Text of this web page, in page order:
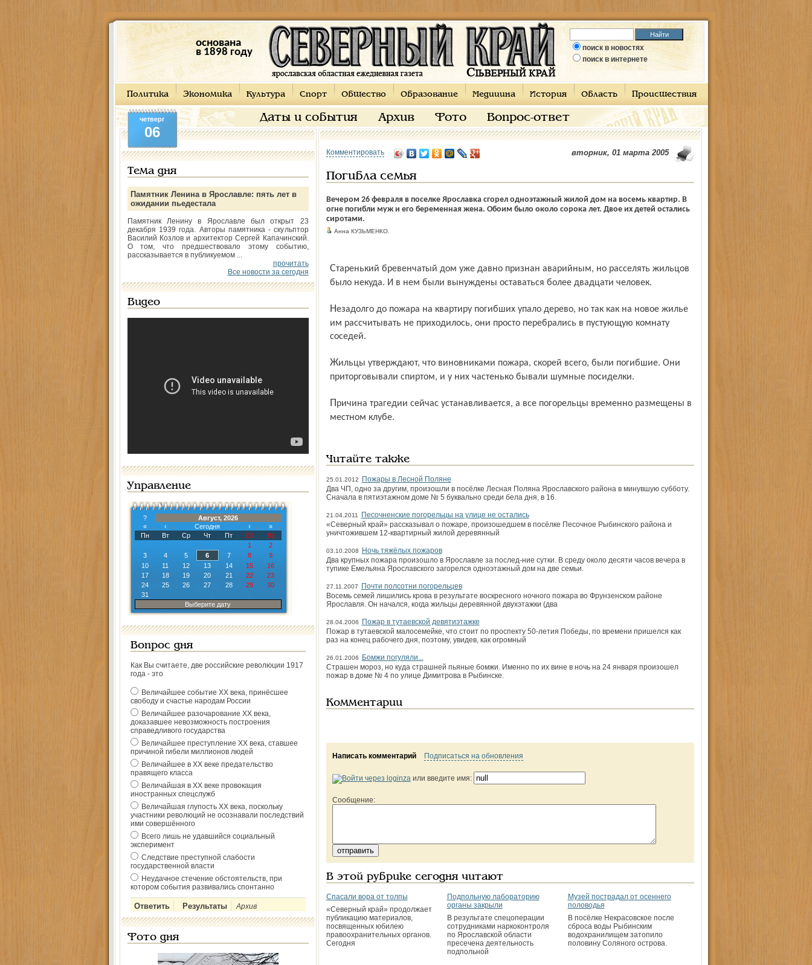
основана
в 1898 году
поиск в новостях
поиск в интернете
Политика Экономика Культура Спорт Общество Образование Медицина История Область Происшествия
Даты и события Архив Фото Вопрос-ответ
четверг
06
Тема дня
Памятник Ленина в Ярославле: пять лет в
ожидании пьедестала
Памятник Ленину в Ярославле был открыт 23
декабря 1939 года. Авторы памятника - скульптор
Василий Козлов и архитектор Сергей Капачинский.
О том, что предшествовало этому событию,
рассказывается в публикуемом ...
прочитать
Все новости за сегодня
Видео
Управление
?
Август, 2026
«
‹ Сегодня ›
»
Пн
Вт Ср Чт Пт Сб
Вс
1
2
3
4 5 6 7 8
9
10
11 12 13 14 15
16
17
18 19 20 21 22
23
24
25 26 27 28 29
30
31
Выберите дату
Вопрос дня
Как Вы считаете, две российские революции 1917
года - это
Величайшее событие ХХ века, принёсшее
свободу и счастье народам России
Величайшее разочарование ХХ века,
доказавшее невозможность построения
справедливого государства
Величайшее преступление ХХ века, ставшее
причиной гибели миллионов людей
Величайшее в ХХ веке предательство
правящего класса
Величайшая в ХХ веке провокация
иностранных спецслужб
Величайшая глупость ХХ века, поскольку
участники революций не осознавали последствий
ими совершённого
Всего лишь не удавшийся социальный
эксперимент
Следствие преступной слабости
государственной власти
Неудачное стечение обстоятельств, при
котором события развивались спонтанно
Архив
Фото дня
Комментировать вторник, 01 марта 2005
Погибла семья
Вечером 26 февраля в поселке Ярославка сгорел одноэтажный жилой дом на восемь квартир. В
огне погибли муж и его беременная жена. Обоим было около сорока лет. Двое их детей остались
сиротами.
Анна КУЗЬМЕНКО.
Старенький бревенчатый дом уже давно признан аварийным, но расселять жильцов
было некуда. И в нем были вынуждены оставаться более двадцати человек.
Незадолго до пожара на квартиру погибших упало дерево, но так как на новое жилье
им рассчитывать не приходилось, они просто перебрались в пустующую комнату
соседей.
Жильцы утверждают, что виновниками пожара, скорей всего, были погибшие. Они
приторговывали спиртом, и у них частенько бывали шумные посиделки.
Причина трагедии сейчас устанавливается, а все погорельцы временно размещены в
местном клубе.
Читайте также
25.01.2012
Пожары в Лесной Поляне
Два ЧП, одно за другим, произошли в посёлке Лесная Поляна Ярославского района в минувшую субботу.
Сначала в пятиэтажном доме № 5 буквально среди бела дня, в 16.
21.04.2011
Песочненские погорельцы на улице не остались
«Северный край» рассказывал о пожаре, произошедшем в посёлке Песочное Рыбинского района и
уничтожившем 12-квартирный жилой деревянный
03.10.2008
Ночь тяжёлых пожаров
Два крупных пожара произошло в Ярославле за послед-ние сутки. В среду около десяти часов вечера в
тупике Емельяна Ярославского загорелся одноэтажный дом на две семьи.
27.11.2007
Почти полсотни погорельцев
Восемь семей лишились крова в результате воскресного ночного пожара во Фрунзенском районе
Ярославля. Он начался, когда жильцы деревянной двухэтажки (два
28.04.2006
Пожар в тутаевской девятиэтажке
Пожар в тутаевской малосемейке, что стоит по проспекту 50-летия Победы, по времени пришелся как
раз на конец рабочего дня, поэтому, увидев, как огромный
26.01.2006
Бомжи погуляли...
Страшен мороз, но куда страшней пьяные бомжи. Именно по их вине в ночь на 24 января произошел
пожар в доме № 4 по улице Димитрова в Рыбинске.
Комментарии
Написать комментарий Подписаться на обновления
или введите имя:
Сообщение:
В этой рубрике сегодня читают
Спасали вора от толпы
«Северный край» продолжает
публикацию материалов,
посвященных юбилею
правоохранительных органов.
Сегодня
Подпольную лабораторию
органы закрыли
В результате спецоперации
сотрудниками наркоконтроля
по Ярославской области
пресечена деятельность
подпольной
Музей пострадал от осеннего
половодья
В посёлке Некрасовское после
сброса воды Рыбин­ским
водохранилищем затопило
половину Соляного ост­рова.